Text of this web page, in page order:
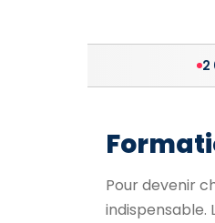
2
Pour devenir
indispensable.